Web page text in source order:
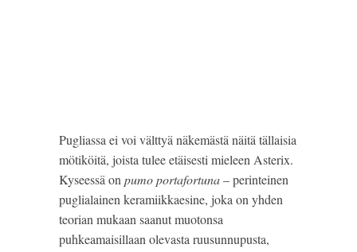
Pugliassa ei voi välttyä näkemästä näitä tällaisia
mötiköitä, joista tulee etäisesti mieleen Asterix.
Kyseessä on pumo portafortuna – perinteinen
puglialainen keramiikkaesine, joka on yhden
teorian mukaan saanut muotonsa
puhkeamaisillaan olevasta ruusunnupusta,